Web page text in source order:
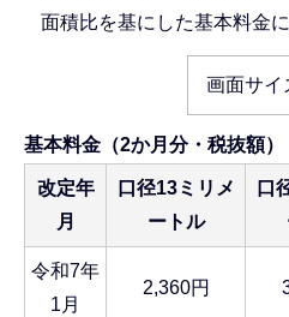
面積比を基にした基本料金に
画面サイ
基本料金（2か月分・税抜額）
改定年
月
口径13ミリメ
ートル
口
令和7年
1月
2,360円